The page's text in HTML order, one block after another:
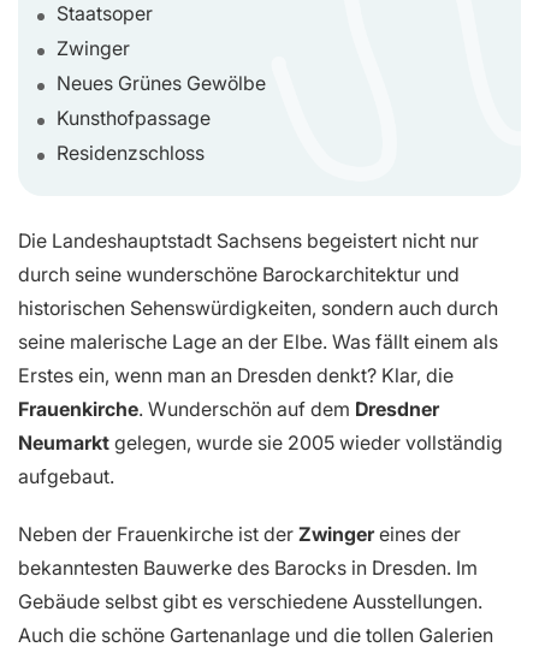
Staatsoper
Zwinger
Neues Grünes Gewölbe
Kunsthofpassage
Residenzschloss
Die Landeshauptstadt Sachsens begeistert nicht nur
durch seine wunderschöne Barockarchitektur und
historischen Sehenswürdigkeiten, sondern auch durch
seine malerische Lage an der Elbe. Was fällt einem als
Erstes ein, wenn man an Dresden denkt? Klar, die
Frauenkirche. Wunderschön auf dem Dresdner
Neumarkt gelegen, wurde sie 2005 wieder vollständig
aufgebaut.
Neben der Frauenkirche ist der Zwingereines der
bekanntesten Bauwerke des Barocks in Dresden. Im
Gebäude selbst gibt es verschiedene Ausstellungen.
Auch die schöne Gartenanlage und die tollen Galerien